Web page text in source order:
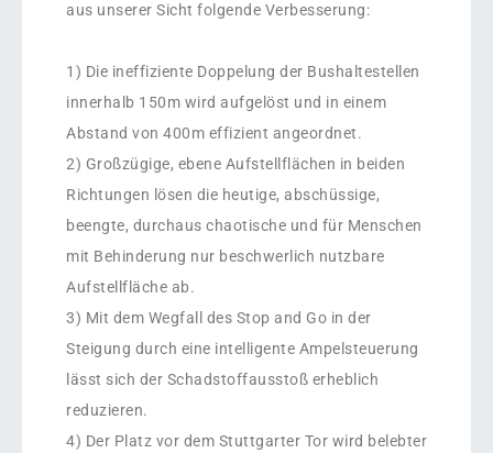
aus unserer Sicht folgende Verbesserung:
1) Die ineffiziente Doppelung der Bushaltestellen
innerhalb 150m wird aufgelöst und in einem
Abstand von 400m effizient angeordnet.
2) Großzügige, ebene Aufstellflächen in beiden
Richtungen lösen die heutige, abschüssige,
beengte, durchaus chaotische und für Menschen
mit Behinderung nur beschwerlich nutzbare
Aufstellfläche ab.
3) Mit dem Wegfall des Stop and Go in der
Steigung durch eine intelligente Ampelsteuerung
lässt sich der Schadstoffausstoß erheblich
reduzieren.
4) Der Platz vor dem Stuttgarter Tor wird belebter